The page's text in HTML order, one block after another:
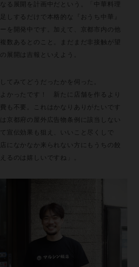
る展開を計画中だという。「中華料理
しするだけで本格的な『おうち中華』
を開発中です。加えて、京都市内の他
数あるとのこと。まだまだ非接触が望
展開は吉報といえよう。
てみてどうだったかを伺った。
よかったです！ 新たに店舗を作るより
も不要。これはかなりありがたいです
京都府の屋外広告物条例に該当しない
宣伝効果も狙え、いいこと尽くしで
になかなか来られない方にもうちの餃
るのは嬉しいですね」。